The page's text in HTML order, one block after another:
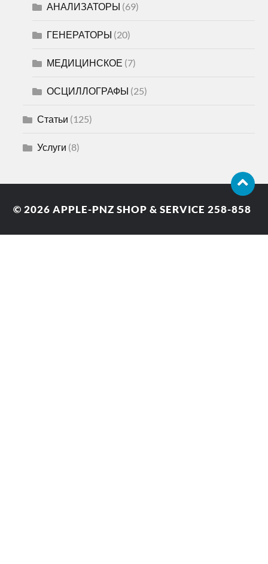
АНАЛИЗАТОРЫ (69)
ГЕНЕРАТОРЫ (20)
МЕДИЦИНСКОЕ (7)
ОСЦИЛЛОГРАФЫ (25)
Статьи (125)
Услуги (8)
© 2026APPLE-PNZ SHOP & SERVICE 258-858